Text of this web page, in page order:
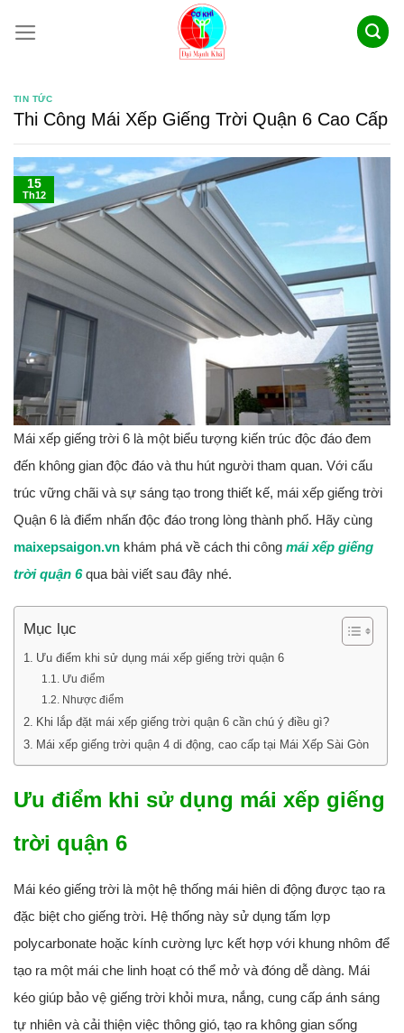
TIN TỨC
Thi Công Mái Xếp Giếng Trời Quận 6 Cao Cấp
15
Th12
Mái xếp giếng trời 6 là một biểu tượng kiến trúc độc đáo đem
đến không gian độc đáo và thu hút người tham quan. Với cấu
trúc vững chãi và sự sáng tạo trong thiết kế, mái xếp giếng trời
Quận 6 là điểm nhấn độc đáo trong lòng thành phố. Hãy cùng
maixepsaigon.vn khám phá về cách thi công mái xếp giếng
trời quận 6qua bài viết sau đây nhé.
Mục lục
Ưu điểm khi sử dụng mái xếp giếng trời quận 6
Ưu điểm
Nhược điểm
Khi lắp đặt mái xếp giếng trời quận 6 cần chú ý điều gì?
Mái xếp giếng trời quận 4 di động, cao cấp tại Mái Xếp Sài Gòn
Ưu điểm khi sử dụng mái xếp giếng
trời quận 6
Mái kéo giếng trời là một hệ thống mái hiên di động được tạo ra
đặc biệt cho giếng trời. Hệ thống này sử dụng tấm lợp
polycarbonate hoặc kính cường lực kết hợp với khung nhôm để
tạo ra một mái che linh hoạt có thể mở và đóng dễ dàng. Mái
kéo giúp bảo vệ giếng trời khỏi mưa, nắng, cung cấp ánh sáng
tự nhiên và cải thiện việc thông gió, tạo ra không gian sống